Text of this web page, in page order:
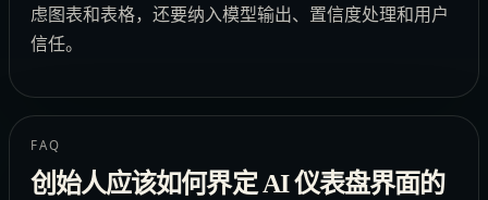
虑图表和表格，还要纳入模型输出、置信度处理和用户
信任。
FAQ
创始人应该如何界定 AI 仪表盘界面的